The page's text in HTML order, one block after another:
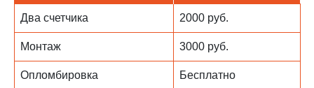
Два счетчика 2000 руб.
Монтаж 3000 руб.
Опломбировка Бесплатно